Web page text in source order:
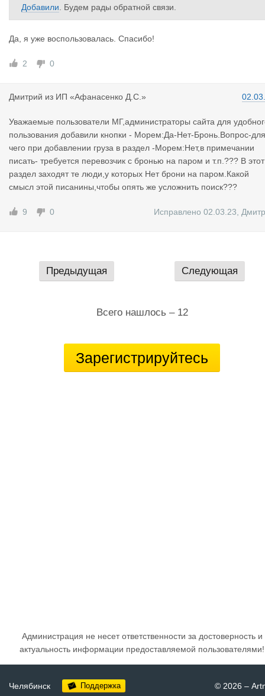
Добавили . Будем рады обратной связи.
Да, я уже воспользовалась. Спасибо!
2 0
Дмитрий из ИП «Афанасенко Д.С.»
Уважаемые пользователи МГ,администраторы сайта для
пользования добавили кнопки - Морем:Да-Нет-Бронь.Вопрос-для
чего при добавлении груза в раздел -Морем:Нет,в примечании
писать- требуется перевозчик с бронью на паром и т.п.??? В этот
раздел заходят те люди,у которых Нет брони на паром.Какой
смысл этой писанины,чтобы опять же усложнить поиск???
9 0 Исправлено 02.03.23
Предыдущая Следующая
Всего нашлось – 12
Зарегистрируйтесь
Администрация не несет ответственности за достоверность и
актуальность информации предоставляемой пользователями!
Челябинск Поддержка © 2026 –